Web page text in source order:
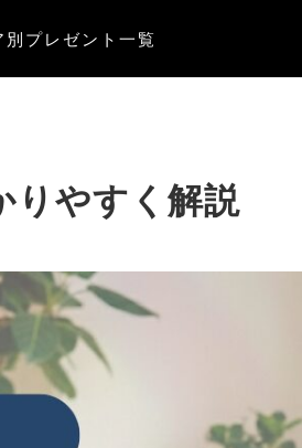
プレゼント一覧
りやすく解説